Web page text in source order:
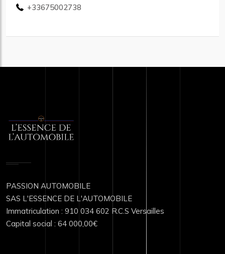
+33675002738
PASSION AUTOMOBILE
SAS L'ESSENCE DE L'AUTOMOBILE
Immatriculation : 910 034 602 R.C.S Versailles
Capital social : 64 000,00€